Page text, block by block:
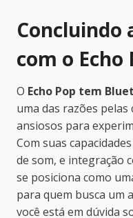
Concluindo
com o Echo
O Echo Pop tem
uma das razões
ansiosos para
Com suas
de som, e integração
se posiciona como
para quem busca um
você está em dúvida